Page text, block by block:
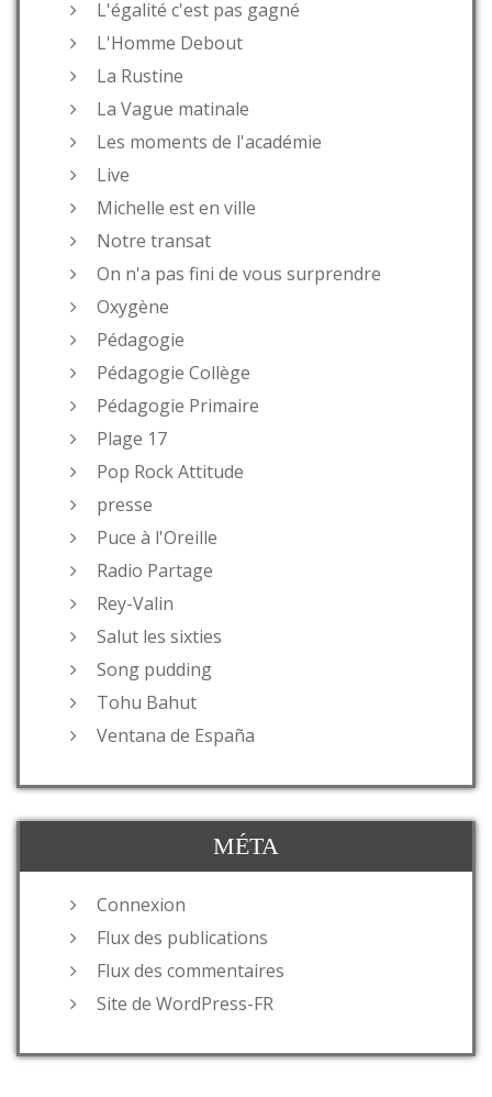
L'égalité c'est pas gagné
L'Homme Debout
La Rustine
La Vague matinale
Les moments de l'académie
Live
Michelle est en ville
Notre transat
On n'a pas fini de vous surprendre
Oxygène
Pédagogie
Pédagogie Collège
Pédagogie Primaire
Plage 17
Pop Rock Attitude
presse
Puce à l'Oreille
Radio Partage
Rey-Valin
Salut les sixties
Song pudding
Tohu Bahut
Ventana de España
MÉTA
Connexion
Flux des publications
Flux des commentaires
Site de WordPress-FR